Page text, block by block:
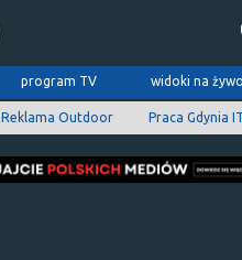
program TV widoki na
Reklama Outdoor Praca Gdynia